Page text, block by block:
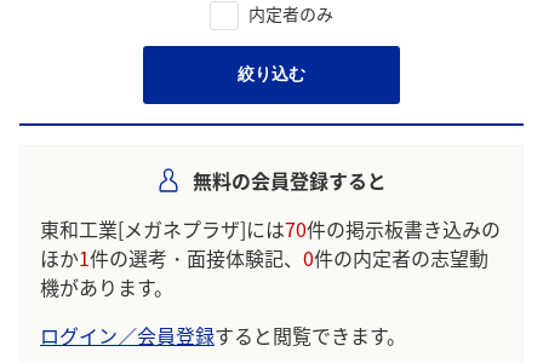
内定者のみ
絞り込む
無料の会員登録すると
東和工業[メガネプラザ]には70件の掲示板書き込みの
ほか1件の選考・面接体験記、 0件の内定者の志望動
機があります。
ログイン／会員登録すると閲覧できます。